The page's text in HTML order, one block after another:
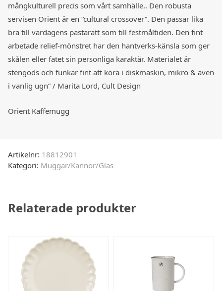
mångkulturell precis som vårt samhälle.. Den robusta
servisen Orient är en “cultural crossover”. Den passar lika
bra till vardagens pastarätt som till festmåltiden. Den fint
arbetade relief-mönstret har den hantverks-känsla som ger
skålen eller fatet sin personliga karaktär. Materialet är
stengods och funkar fint att köra i diskmaskin, mikro & även
i vanlig ugn” / Marita Lord, Cult Design
Orient Kaffemugg
Artikelnr: 18812901
Kategori: Muggar/Kannor/Glas
Relaterade produkter